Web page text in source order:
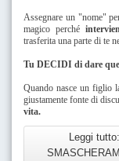
Assegnare un "nome"
magico perché
trasferita una parte di te
Tu DECIDI di dare
Quando nasce un figlio
giustamente fonte di
vita.
Leggi